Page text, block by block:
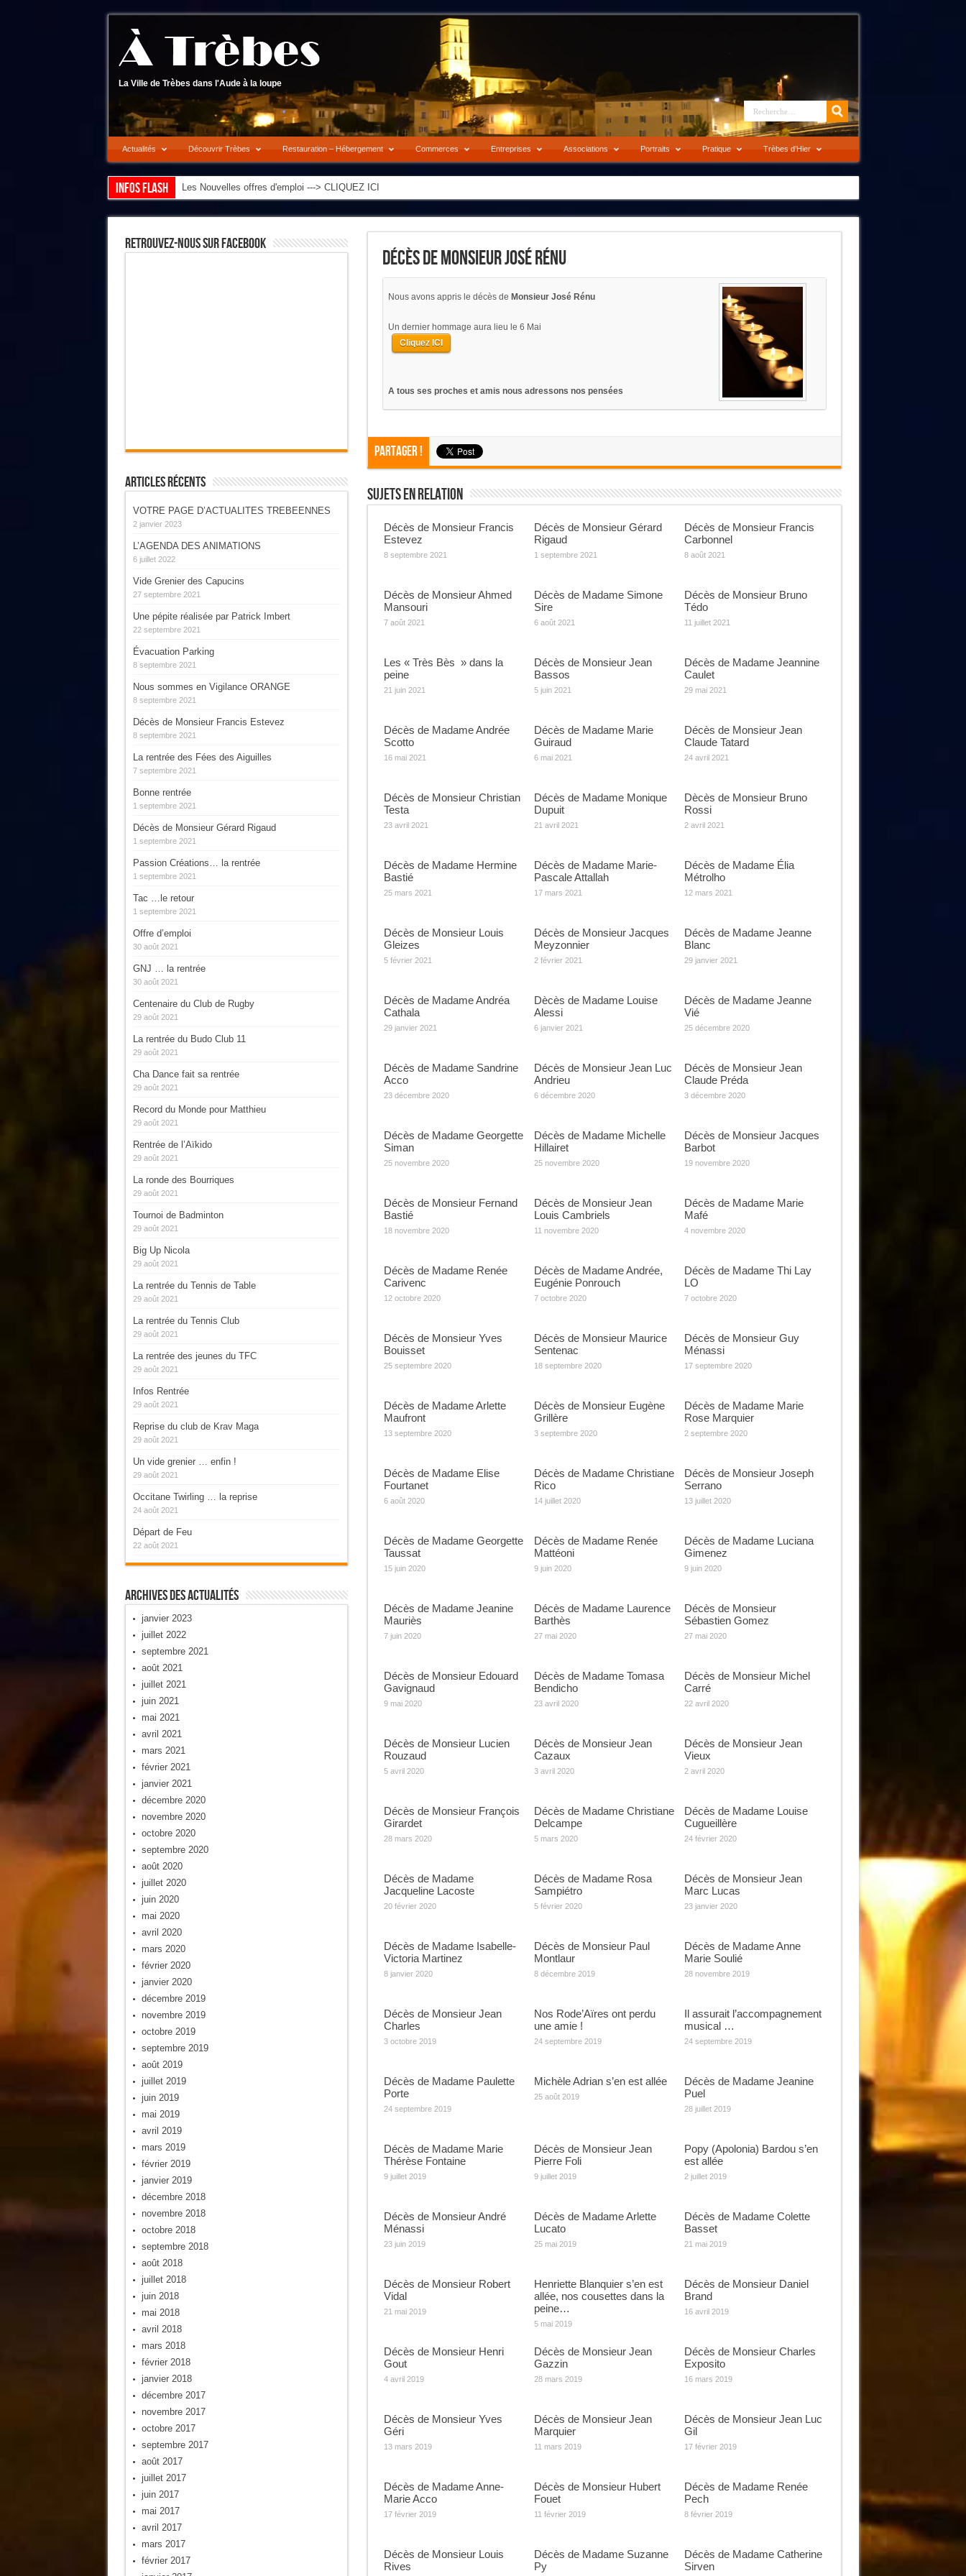
La Ville de Trèbes dans l'Aude à la loupe
Actualités Découvrir Trèbes Restauration – Hébergement Commerces Entreprises Associations Portraits Pratique Trèbes d’Hier
Infos flash Les Nouvelles offres d'emploi ---> CLIQUEZ ICI
Décès De Monsieur José Rénu
Nous avons appris le décès de Monsieur José Rénu
Un dernier hommage aura lieu le 6 Mai
Cliquez ICI
A tous ses proches et amis nous adressons nos pensées
Partager !
Sujets En Relation
Décès de Monsieur Francis
Estevez
8 septembre 2021
Décès de Monsieur Gérard
Rigaud
1 septembre 2021
Décès de Monsieur Francis
Carbonnel
8 août 2021
Décès de Monsieur Ahmed
Mansouri
7 août 2021
Décès de Madame Simone
Sire
6 août 2021
Décès de Monsieur Bruno
Tédo
11 juillet 2021
Les « Très Bès » dans la
peine
21 juin 2021
Décès de Monsieur Jean
Bassos
5 juin 2021
Décès de Madame Jeannine
Caulet
29 mai 2021
Décès de Madame Andrée
Scotto
16 mai 2021
Décès de Madame Marie
Guiraud
6 mai 2021
Décès de Monsieur Jean
Claude Tatard
24 avril 2021
Décès de Monsieur Christian
Testa
23 avril 2021
Décès de Madame Monique
Dupuit
21 avril 2021
Dècès de Monsieur Bruno
Rossi
2 avril 2021
Décès de Madame Hermine
Bastié
25 mars 2021
Décès de Madame Marie-
Pascale Attallah
17 mars 2021
Décès de Madame Élia
Métrolho
12 mars 2021
Décès de Monsieur Louis
Gleizes
5 février 2021
Décès de Monsieur Jacques
Meyzonnier
2 février 2021
Décès de Madame Jeanne
Blanc
29 janvier 2021
Décès de Madame Andréa
Cathala
29 janvier 2021
Dècès de Madame Louise
Alessi
6 janvier 2021
Décès de Madame Jeanne
Vié
25 décembre 2020
Décès de Madame Sandrine
Acco
23 décembre 2020
Décès de Monsieur Jean Luc
Andrieu
6 décembre 2020
Décès de Monsieur Jean
Claude Préda
3 décembre 2020
Décès de Madame Georgette
Siman
25 novembre 2020
Décès de Madame Michelle
Hillairet
25 novembre 2020
Décès de Monsieur Jacques
Barbot
19 novembre 2020
Décès de Monsieur Fernand
Bastié
18 novembre 2020
Décès de Monsieur Jean
Louis Cambriels
11 novembre 2020
Décès de Madame Marie
Mafé
4 novembre 2020
Décès de Madame Renée
Carivenc
12 octobre 2020
Décès de Madame Andrée,
Eugénie Ponrouch
7 octobre 2020
Décès de Madame Thi Lay
LO
7 octobre 2020
Décès de Monsieur Yves
Bouisset
25 septembre 2020
Décès de Monsieur Maurice
Sentenac
18 septembre 2020
Décès de Monsieur Guy
Ménassi
17 septembre 2020
Décès de Madame Arlette
Maufront
13 septembre 2020
Décès de Monsieur Eugène
Grillère
3 septembre 2020
Décès de Madame Marie
Rose Marquier
2 septembre 2020
Décès de Madame Elise
Fourtanet
6 août 2020
Décès de Madame Christiane
Rico
14 juillet 2020
Décès de Monsieur Joseph
Serrano
13 juillet 2020
Décès de Madame Georgette
Taussat
15 juin 2020
Décès de Madame Renée
Mattéoni
9 juin 2020
Décès de Madame Luciana
Gimenez
9 juin 2020
Décès de Madame Jeanine
Mauriès
7 juin 2020
Décès de Madame Laurence
Barthès
27 mai 2020
Décès de Monsieur
Sébastien Gomez
27 mai 2020
Décès de Monsieur Edouard
Gavignaud
9 mai 2020
Décès de Madame Tomasa
Bendicho
23 avril 2020
Décès de Monsieur Michel
Carré
22 avril 2020
Décès de Monsieur Lucien
Rouzaud
5 avril 2020
Décès de Monsieur Jean
Cazaux
3 avril 2020
Décès de Monsieur Jean
Vieux
2 avril 2020
Décès de Monsieur François
Girardet
28 mars 2020
Décès de Madame Christiane
Delcampe
5 mars 2020
Décès de Madame Louise
Cugueillère
24 février 2020
Décès de Madame
Jacqueline Lacoste
20 février 2020
Décès de Madame Rosa
Sampiétro
5 février 2020
Décès de Monsieur Jean
Marc Lucas
23 janvier 2020
Décès de Madame Isabelle-
Victoria Martinez
8 janvier 2020
Décès de Monsieur Paul
Montlaur
8 décembre 2019
Décès de Madame Anne
Marie Soulié
28 novembre 2019
Décès de Monsieur Jean
Charles
3 octobre 2019
Nos Rode’Aïres ont perdu
une amie !
24 septembre 2019
Il assurait l’accompagnement
musical …
24 septembre 2019
Décès de Madame Paulette
Porte
24 septembre 2019
Michèle Adrian s’en est allée
25 août 2019
Décès de Madame Jeanine
Puel
28 juillet 2019
Décès de Madame Marie
Thérèse Fontaine
9 juillet 2019
Décès de Monsieur Jean
Pierre Foli
9 juillet 2019
Popy (Apolonia) Bardou s’en
est allée
2 juillet 2019
Décès de Monsieur André
Ménassi
23 juin 2019
Décès de Madame Arlette
Lucato
25 mai 2019
Décès de Madame Colette
Basset
21 mai 2019
Décès de Monsieur Robert
Vidal
21 mai 2019
Henriette Blanquier s’en est
allée, nos cousettes dans la
peine…
5 mai 2019
Décès de Monsieur Daniel
Brand
16 avril 2019
Décès de Monsieur Henri
Gout
4 avril 2019
Décès de Monsieur Jean
Gazzin
28 mars 2019
Décès de Monsieur Charles
Exposito
16 mars 2019
Décès de Monsieur Yves
Géri
13 mars 2019
Décès de Monsieur Jean
Marquier
11 mars 2019
Décès de Monsieur Jean Luc
Gil
17 février 2019
Décès de Madame Anne-
Marie Acco
17 février 2019
Décès de Monsieur Hubert
Fouet
11 février 2019
Décès de Madame Renée
Pech
8 février 2019
Décès de Monsieur Louis
Rives
Décès de Madame Suzanne
Py
Décès de Madame Catherine
Sirven
Retrouvez-Nous Sur Facebook
Articles Récents
VOTRE PAGE D’ACTUALITES TREBEENNES
2 janvier 2023
L’AGENDA DES ANIMATIONS
6 juillet 2022
Vide Grenier des Capucins
27 septembre 2021
Une pépite réalisée par Patrick Imbert
22 septembre 2021
Évacuation Parking
8 septembre 2021
Nous sommes en Vigilance ORANGE
8 septembre 2021
Décès de Monsieur Francis Estevez
8 septembre 2021
La rentrée des Fées des Aiguilles
7 septembre 2021
Bonne rentrée
1 septembre 2021
Décès de Monsieur Gérard Rigaud
1 septembre 2021
Passion Créations… la rentrée
1 septembre 2021
Tac …le retour
1 septembre 2021
Offre d’emploi
30 août 2021
GNJ … la rentrée
30 août 2021
Centenaire du Club de Rugby
29 août 2021
La rentrée du Budo Club 11
29 août 2021
Cha Dance fait sa rentrée
29 août 2021
Record du Monde pour Matthieu
29 août 2021
Rentrée de l’Aïkido
29 août 2021
La ronde des Bourriques
29 août 2021
Tournoi de Badminton
29 août 2021
Big Up Nicola
29 août 2021
La rentrée du Tennis de Table
29 août 2021
La rentrée du Tennis Club
29 août 2021
La rentrée des jeunes du TFC
29 août 2021
Infos Rentrée
29 août 2021
Reprise du club de Krav Maga
29 août 2021
Un vide grenier … enfin !
29 août 2021
Occitane Twirling … la reprise
24 août 2021
Départ de Feu
22 août 2021
Archives Des Actualités
janvier 2023
juillet 2022
septembre 2021
août 2021
juillet 2021
juin 2021
mai 2021
avril 2021
mars 2021
février 2021
janvier 2021
décembre 2020
novembre 2020
octobre 2020
septembre 2020
août 2020
juillet 2020
juin 2020
mai 2020
avril 2020
mars 2020
février 2020
janvier 2020
décembre 2019
novembre 2019
octobre 2019
septembre 2019
août 2019
juillet 2019
juin 2019
mai 2019
avril 2019
mars 2019
février 2019
janvier 2019
décembre 2018
novembre 2018
octobre 2018
septembre 2018
août 2018
juillet 2018
juin 2018
mai 2018
avril 2018
mars 2018
février 2018
janvier 2018
décembre 2017
novembre 2017
octobre 2017
septembre 2017
août 2017
juillet 2017
juin 2017
mai 2017
avril 2017
mars 2017
février 2017